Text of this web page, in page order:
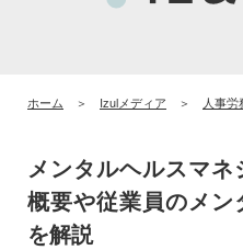
ホーム Izulメディア 人事労
メンタルヘルスマ
概要や従業員のメ
を解説